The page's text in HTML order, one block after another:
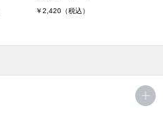
￥2,420（税込）